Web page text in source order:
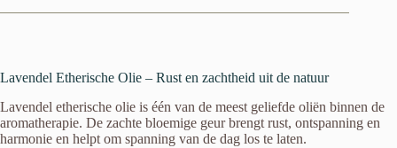
Lavendel Etherische Olie – Rust en zachtheid uit de natuur
Lavendel etherische olie is één van de meest geliefde oliën binnen de
aromatherapie. De zachte bloemige geur brengt rust, ontspanning en
harmonie en helpt om spanning van de dag los te laten.